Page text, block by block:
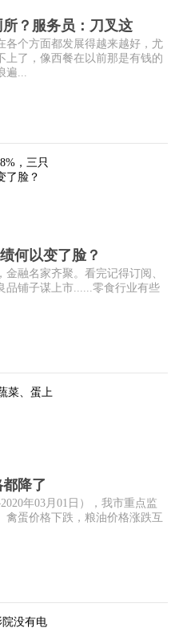
？服务员：刀叉这
各个方面都发展得越来越好，尤
上了，像西餐在以前那是有钱的
遍...
何以变了脸？
融名家齐聚。看完记得订阅、
品铺子谋上市......零食行业有些
降了
年03月01日），我市重点监
禽蛋价格下跌，粮油价格涨跌互